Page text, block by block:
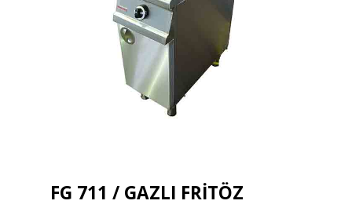
FG 711 / GAZLI FRİTÖZ